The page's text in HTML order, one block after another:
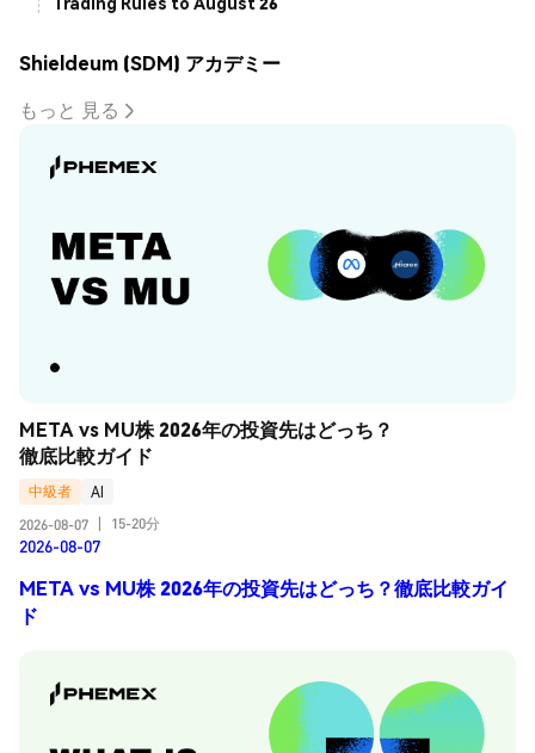
Shieldeum (SDM) アカデミー
もっと 見る
META vs MU株 2026年の投資先はどっち？
徹底比較ガイド
中級者
AI
2026-08-07
15-20分
2026-08-07
META vs MU株 2026年の投資先はどっち？徹底比較ガイ
ド